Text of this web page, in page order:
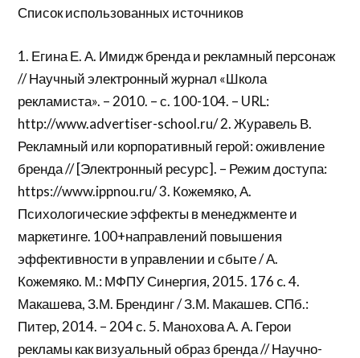
Список использованных источников
1. Егина Е. А. Имидж бренда и рекламный персонаж
// Научный электронный журнал «Школа
рекламиста». – 2010. – с. 100-104. – URL:
http://www.advertiser-school.ru/ 2. Журавель В.
Рекламный или корпоративный герой: оживление
бренда // [Электронный ресурс]. – Режим доступа:
https://www.ippnou.ru/ 3. Кожемяко, А.
Психологические эффекты в менеджменте и
маркетинге. 100+направлений повышения
эффективности в управлении и сбыте / А.
Кожемяко. М.: МФПУ Синергия, 2015. 176 c. 4.
Макашева, З.М. Брендинг / З.М. Макашев. СПб.:
Питер, 2014. – 204 с. 5. Манохова А. А. Герои
рекламы как визуальный образ бренда // Научно-